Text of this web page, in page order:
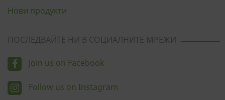
Нови продукти
ПОСЛЕДВАЙТЕ НИ В СОЦИАЛНИТЕ МРЕЖИ
Join us on Facebook
Follow us on Instagram